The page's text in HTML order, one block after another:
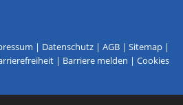
| Datenschutz | AGB | Sitemap |
| Barriere melden | Cookies